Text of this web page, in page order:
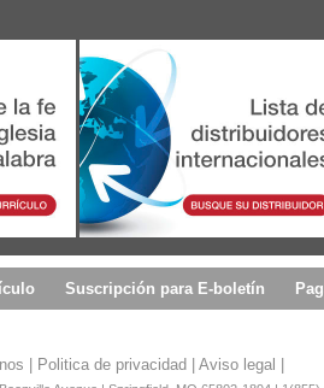
Suscripción para E-boletín
Politica de privacidad Aviso legal